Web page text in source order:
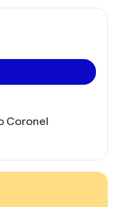
Coronel